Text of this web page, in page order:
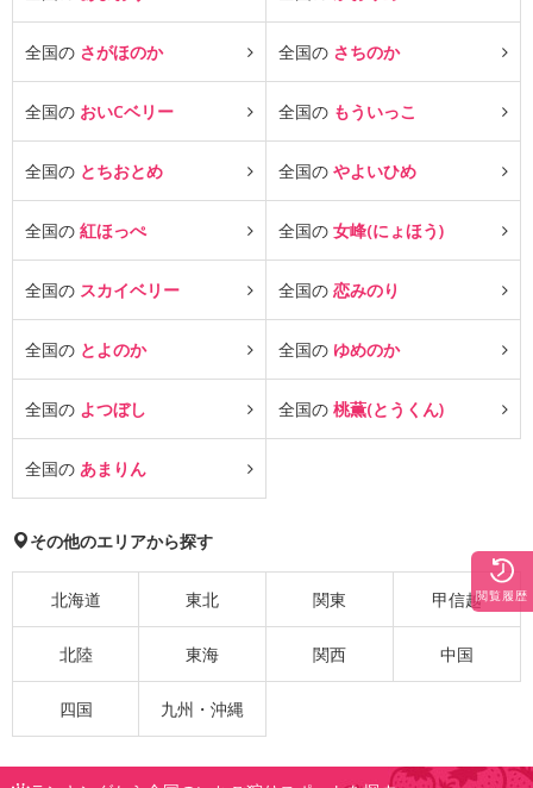
全国の さがほのか 全国の さちのか
全国の おいCベリー 全国の もういっこ
全国の とちおとめ 全国の やよいひめ
全国の 紅ほっぺ 全国の 女峰(にょほう)
全国の スカイベリー 全国の 恋みのり
全国の とよのか 全国の ゆめのか
全国の よつぼし 全国の 桃薫(とうくん)
全国の あまりん
その他のエリアから探す
北海道 東北 関東 甲信越
北陸 東海 関西 中国
四国 九州・沖縄
閲覧履歴